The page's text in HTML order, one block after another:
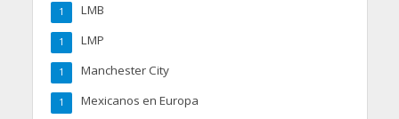
LMB
1
LMP
1
Manchester City
1
Mexicanos en Europa
1